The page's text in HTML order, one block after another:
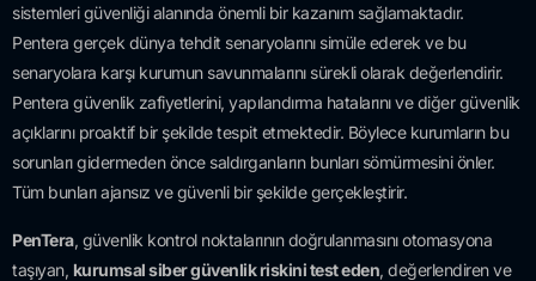
sistemleri güvenliği alanında önemli bir kazanım sağlamaktadır.
Pentera gerçek dünya tehdit senaryolarını simüle ederek ve bu
senaryolara karşı kurumun savunmalarını sürekli olarak değerlendirir.
Pentera güvenlik zafiyetlerini, yapılandırma hatalarını ve diğer güvenlik
açıklarını proaktif bir şekilde tespit etmektedir. Böylece kurumların bu
sorunları gidermeden önce saldırganların bunları sömürmesini önler.
Tüm bunları ajansız ve güvenli bir şekilde gerçekleştirir.
PenTera, güvenlik kontrol noktalarının doğrulanmasını otomasyona
taşıyan, kurumsal siber güvenlik riskini test eden, değerlendiren ve